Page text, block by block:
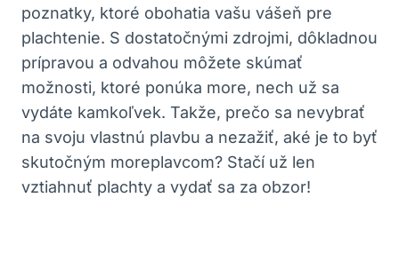
poznatky, ktoré⁣ obohatia vašu vášeň pre
plachtenie. S dostatočnými ‍zdrojmi, dôkladnou
prípravou a odvahou môžete⁤ skúmať
možnosti, ktoré ponúka more, nech ⁤už sa
vydáte kamkoľvek. ‍Takže, prečo sa⁢ nevybrať
na svoju ⁤vlastnú plavbu a nezažiť, aké ‍je⁢ to byť
skutočným moreplavcom? Stačí už len
vztiahnuť⁣ plachty a vydať sa za ‍obzor!